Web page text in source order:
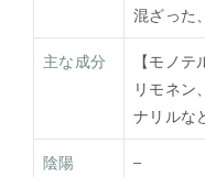
混ざった
主な成分
【モノ
リモネン
ナリルな
陰陽 –